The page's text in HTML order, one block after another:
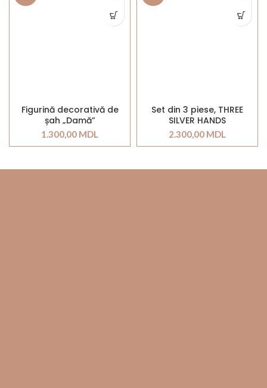
Figurină decorativă de
șah „Damă”
1.300,00 MDL
Set din 3 piese, THREE
SILVER HANDS
2.300,00 MDL